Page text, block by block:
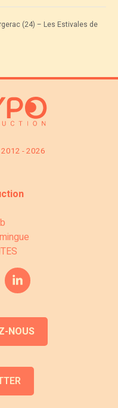
(24) – Les Estivales de
2012 - 2026
NOUS